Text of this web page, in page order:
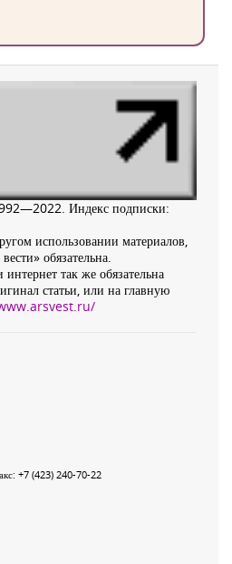
Индекс подписки:
использовании материалов,
обязательна.
так же обязательна
статьи, или на главную
+7 (423) 240-70-22